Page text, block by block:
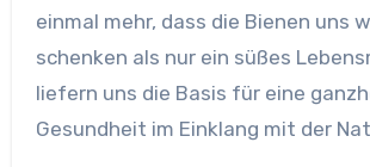
einmal mehr, dass die Bienen uns
schenken als nur ein süßes
liefern uns die Basis für eine
Gesundheit im Einklang mit der